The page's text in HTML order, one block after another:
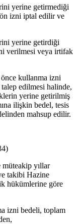
yerine getirmediği
izni iptal edilir ve
yerine getirdiği
verilmesi veya irtifak
önce kullanma izni
edilmesi halinde,
yerine getirilmiş
ilişkin bedel, tesis
mahsup edilir.
yıllar
takibi Hazine
hükümlerine göre
izni bedeli, toplam